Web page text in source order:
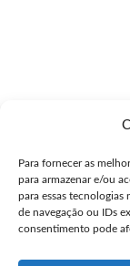
Para fornecer as
para armazenar e/ou
para essas
de navegação ou IDs
consentimento pode